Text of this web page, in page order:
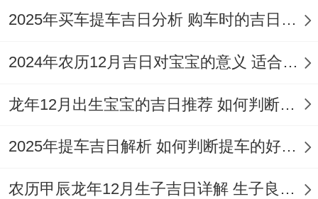
讲究看似繁琐- 其实都是老一辈生意人摸爬
前三天把店里犄角旮旯都打扫干净，在这
叫"除旧迎新"。
谱的风水师傅再掌掌眼- 毕竟开张大吉在这
事儿- 多份准备就少份风险。
2025年买车提车吉日分析 购车时的吉日与禁忌
2024年农历12月吉日对宝宝的意义 适合龙年宝宝出生的日子有哪些
龙年12月出生宝宝的吉日推荐 如何判断吉日是否适合宝宝
2025年提车吉日解析 如何判断提车的好日子
农历甲辰龙年12月生子吉日详解 生子良辰的影响因素